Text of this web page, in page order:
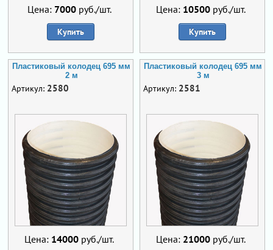
Цена: 7000руб./шт.
Купить
Цена: 10500 руб./шт.
Купить
Пластиковый колодец 695 мм
2 м
Артикул: 2580
Цена: 14000 руб./шт.
Пластиковый колодец 695 мм
3 м
Артикул: 2581
Цена: 21000 руб./шт.